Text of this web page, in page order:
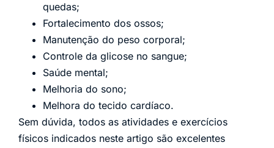
quedas;
Fortalecimento dos ossos;
Manutenção do peso corporal;
Controle da glicose no sangue;
Saúde mental;
Melhoria do sono;
Melhora do tecido cardíaco.
Sem dúvida, todos as atividades e exercícios
físicos indicados neste artigo são excelentes